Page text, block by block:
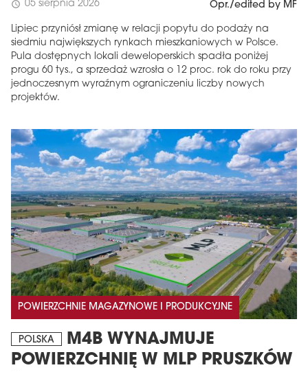
schedule 05 sierpnia 2026 Opr./edited by MF
Lipiec przyniósł zmianę w relacji popytu do podaży na
siedmiu największych rynkach mieszkaniowych w Polsce.
Pula dostępnych lokali deweloperskich spadła poniżej
progu 60 tys., a sprzedaż wzrosła o 12 proc. rok do roku przy
jednoczesnym wyraźnym ograniczeniu liczby nowych
projektów.
POWIERZCHNIE MAGAZYNOWE I PRODUKCYJNE
POLSKA
M4B WYNAJMUJE
POWIERZCHNIĘ W MLP PRUSZKÓW